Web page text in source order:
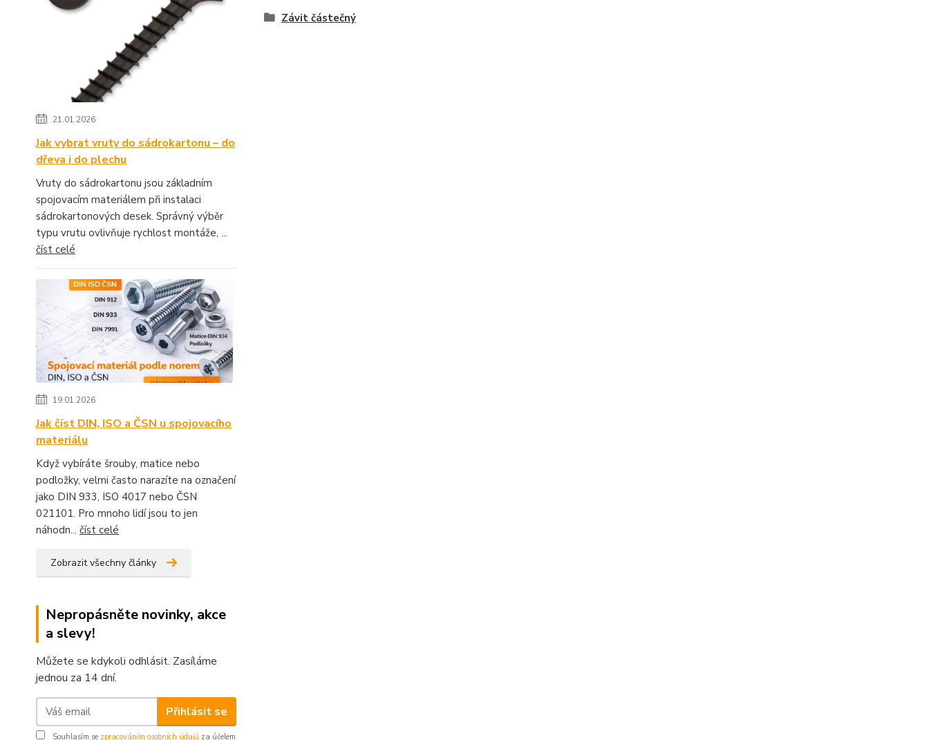
21.01.2026
Jak vybrat vruty do sádrokartonu – do
dřeva i do plechu
Vruty do sádrokartonu jsou základním
spojovacím materiálem při instalaci
sádrokartonových desek. Správný výběr
typu vrutu ovlivňuje rychlost montáže, ...
číst celé
19.01.2026
Jak číst DIN, ISO a ČSN u spojovacího
materiálu
Když vybíráte šrouby, matice nebo
podložky, velmi často narazíte na označení
jako DIN 933, ISO 4017 nebo ČSN
021101. Pro mnoho lidí jsou to jen
náhodn... číst celé
Zobrazit všechny články
Nepropásněte novinky, akce
a slevy!
Můžete se kdykoli odhlásit. Zasíláme
jednou za 14 dní.
Přihlásit se
Souhlasím se zpracováním osobních údajů za účelem
Závit částečný